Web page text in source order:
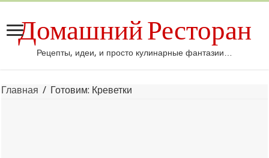
Домашний Ресторан
Рецепты, идеи, и просто кулинарные фантазии…
Главная / Готовим: Креветки